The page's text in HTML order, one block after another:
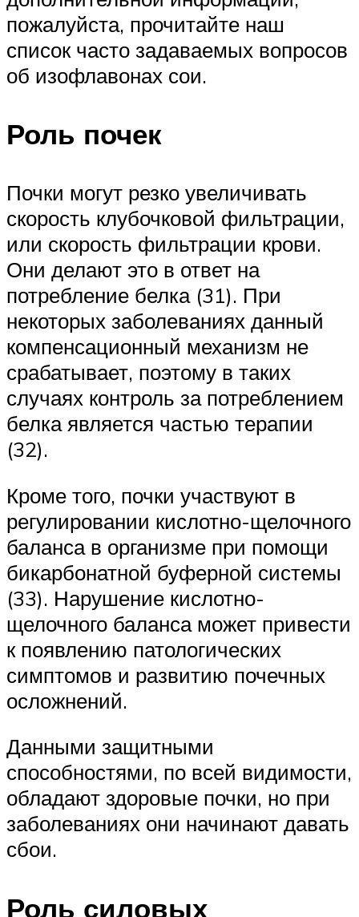
пожалуйста, прочитайте наш
список часто задаваемых вопросов
об изофлавонах сои.
Роль почек
Почки могут резко увеличивать
скорость клубочковой фильтрации,
или скорость фильтрации крови.
Они делают это в ответ на
потребление белка (31). При
некоторых заболеваниях данный
компенсационный механизм не
срабатывает, поэтому в таких
случаях контроль за потреблением
белка является частью терапии
(32).
Кроме того, почки участвуют в
регулировании кислотно-щелочного
баланса в организме при помощи
бикарбонатной буферной системы
(33). Нарушение кислотно-
щелочного баланса может привести
к появлению патологических
симптомов и развитию почечных
осложнений.
Данными защитными
способностями, по всей видимости,
обладают здоровые почки, но при
заболеваниях они начинают давать
сбои.
Роль силовых